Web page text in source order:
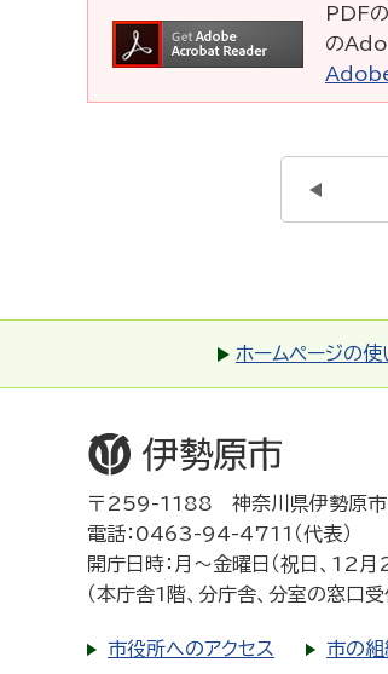
PDF
の
ホームページの使
〒259-1188 神奈川県伊勢原
電話：0463-94-4711（代表）
開庁日時：月～金曜日（祝日、
（本庁舎1階、分庁舎、分室の窓
市役所へのアクセス 市の組